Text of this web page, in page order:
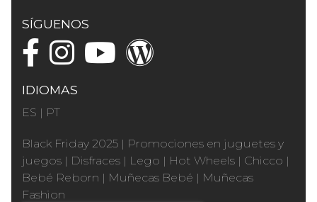
SÍGUENOS
IDIOMAS
ES | PT
Black Friday 2025 | Promociones en juguetes y
juegos | Disfraces | Lego | Hot Wheels | Chicco |
Bebé Reborn | Muñecas Bebé | Muñecas
Fashion